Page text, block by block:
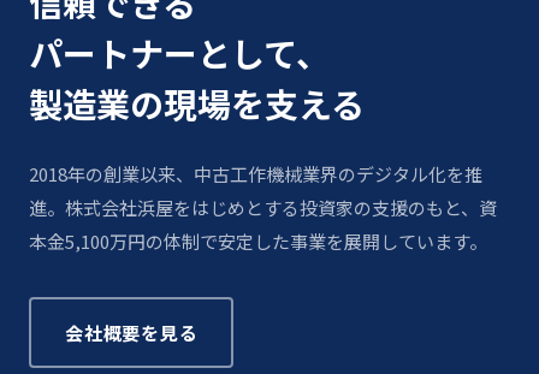
パートナーとして、
製造業の現場を支える
2018年の創業以来、中古工作機械業界のデジタル化を推
進。株式会社浜屋をはじめとする投資家の支援のもと、資
本金5,100万円の体制で安定した事業を展開しています。
会社概要を見る